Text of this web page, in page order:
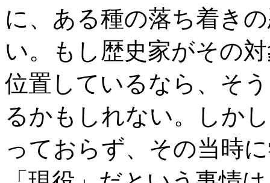
に、ある種の落ち着き
い。もし歴史家がその
位置しているなら、そ
るかもしれない。しか
っておらず、その当時